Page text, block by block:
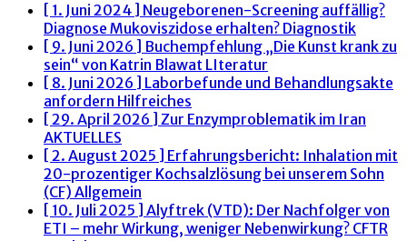
[ 1. Juni 2024 ] Neugeborenen-Screening auffällig?
Diagnose Mukoviszidose erhalten? Diagnostik
[ 9. Juni 2026 ] Buchempfehlung „Die Kunst krank zu
sein“ von Katrin Blawat LIteratur
[ 8. Juni 2026 ] Laborbefunde und Behandlungsakte
anfordern Hilfreiches
[ 29. April 2026 ] Zur Enzymproblematik im Iran
AKTUELLES
[ 2. August 2025 ] Erfahrungsbericht: Inhalation mit
20-prozentiger Kochsalzlösung bei unserem Sohn
(CF) Allgemein
[ 10. Juli 2025 ] Alyftrek (VTD): Der Nachfolger von
ETI – mehr Wirkung, weniger Nebenwirkung? CFTR